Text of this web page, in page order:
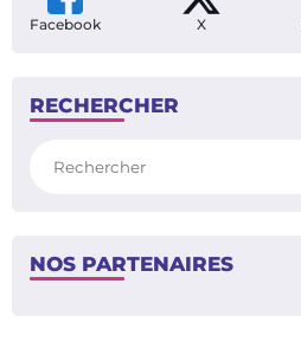
Facebook X
RECHERCHER
NOS PARTENAIRES